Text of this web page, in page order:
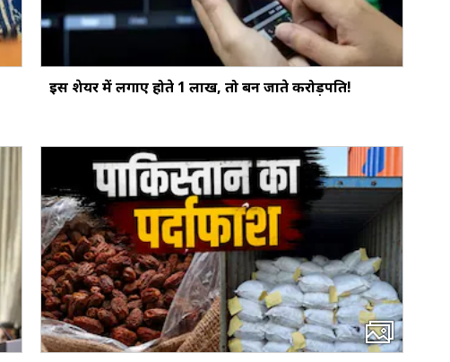
इस शेयर में लगाए होते ₹1 लाख, तो बन जाते करोड़पति!